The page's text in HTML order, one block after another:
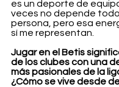
es un deporte de
veces no depende
persona, pero esa
sí me representan.
Jugar en el Betis
de los clubes con una
más pasionales de la
¿Cómo se vive desde